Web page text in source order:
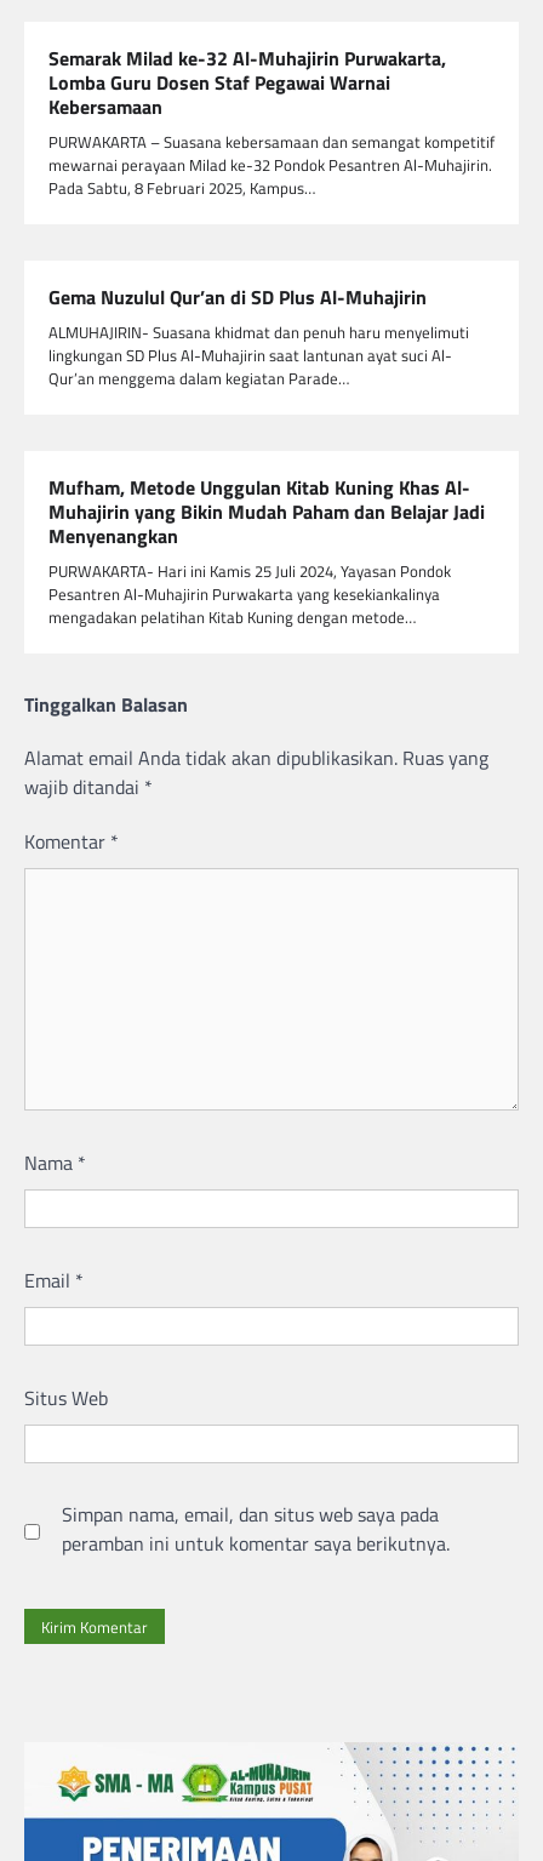
Semarak Milad ke-32 Al-Muhajirin Purwakarta,
Lomba Guru Dosen Staf Pegawai Warnai
Kebersamaan
PURWAKARTA – Suasana kebersamaan dan semangat kompetitif
mewarnai perayaan Milad ke-32 Pondok Pesantren Al-Muhajirin.
Pada Sabtu, 8 Februari 2025, Kampus…
Gema Nuzulul Qur’an di SD Plus Al-Muhajirin
ALMUHAJIRIN- Suasana khidmat dan penuh haru menyelimuti
lingkungan SD Plus Al-Muhajirin saat lantunan ayat suci Al-
Qur’an menggema dalam kegiatan Parade…
Mufham, Metode Unggulan Kitab Kuning Khas Al-
Muhajirin yang Bikin Mudah Paham dan Belajar Jadi
Menyenangkan
PURWAKARTA- Hari ini Kamis 25 Juli 2024, Yayasan Pondok
Pesantren Al-Muhajirin Purwakarta yang kesekiankalinya
mengadakan pelatihan Kitab Kuning dengan metode…
Tinggalkan Balasan
Alamat email Anda tidak akan dipublikasikan. Ruas yang
wajib ditandai *
Komentar *
Nama *
Email *
Situs Web
Simpan nama, email, dan situs web saya pada
peramban ini untuk komentar saya berikutnya.